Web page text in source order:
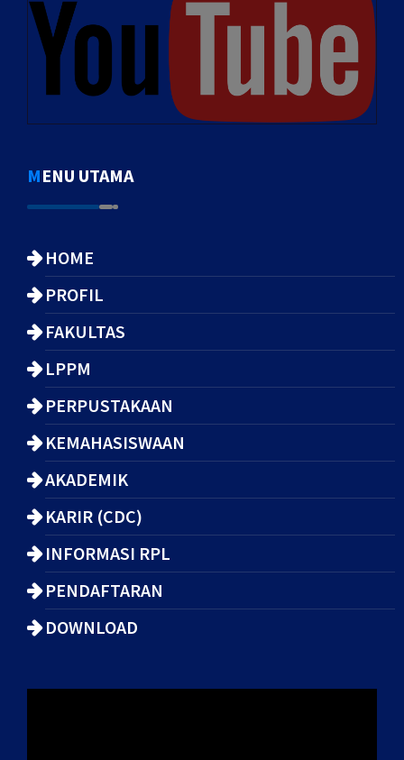
MENU UTAMA
HOME
PROFIL
FAKULTAS
LPPM
PERPUSTAKAAN
KEMAHASISWAAN
AKADEMIK
KARIR (CDC)
INFORMASI RPL
PENDAFTARAN
DOWNLOAD